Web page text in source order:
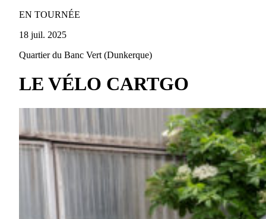
EN TOURNÉE
18 juil. 2025
Quartier du Banc Vert (Dunkerque)
LE VÉLO CARTGO